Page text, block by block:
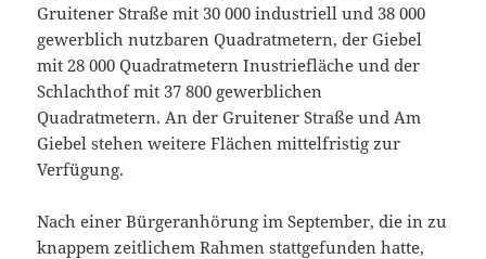
Gruitener Straße mit 30 000 industriell und 38 000
gewerblich nutzbaren Quadratmetern, der Giebel
mit 28 000 Quadratmetern Inustriefläche und der
Schlachthof mit 37 800 gewerblichen
Quadratmetern. An der Gruitener Straße und Am
Giebel stehen weitere Flächen mittelfristig zur
Verfügung.
Nach einer Bürgeranhörung im September, die in zu
knappem zeitlichem Rahmen stattgefunden hatte,